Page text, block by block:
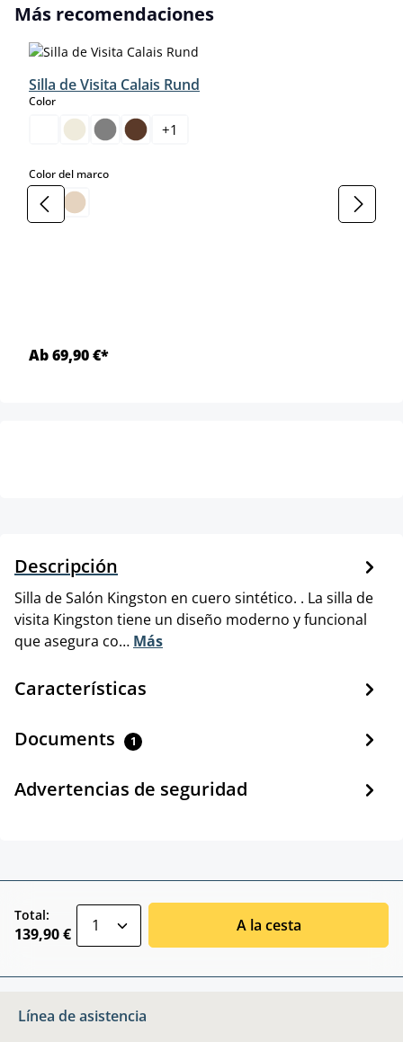
Omitir la galería de productos
Más recomendaciones
Silla de Visita Calais Rund
Colorselect
+1
Color del marcoselect
Ab 69,90 €*
Descripción
Silla de Salón Kingston en cuero sintético. . La silla de
visita Kingston tiene un diseño moderno y funcional
que asegura co… Más
Características
Documents 1
Advertencias de seguridad
Total:
139,90 € A la cesta
Línea de asistencia